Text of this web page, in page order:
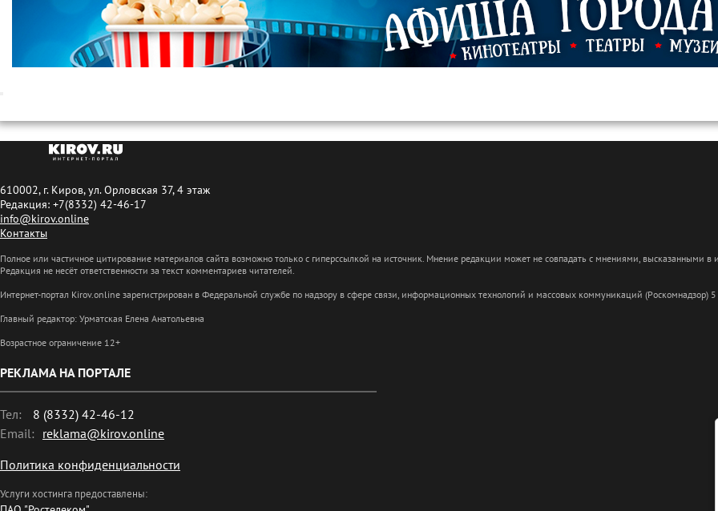
610002, г. Киров, ул. Орловская 37, 4 этаж
Редакция: +7(8332) 42-46-17
info@kirov.online
Контакты
Полное или частичное цитирование материалов сайта возможно только с гиперссылкой на источник. Мнение редакции может не совпадать с мнениями, высказанными
Редакция не несёт ответственности за текст комментариев читателей.
Интернет-портал Kirov.online зарегистрирован в Федеральной службе по надзору в сфере связи, информационных технологий и массовых коммуникаций
Главный редактор: Урматская Елена Анатольевна
Возрастное ограничение 12+
РЕКЛАМА НА ПОРТАЛЕ
Тел:
8 (8332) 42-46-12
Email: reklama@kirov.online
Политика конфиденциальности
Услуги хостинга предоставлены: